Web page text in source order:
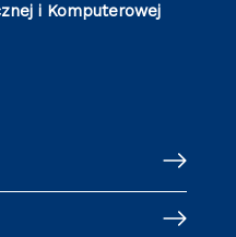
i Komputerowej